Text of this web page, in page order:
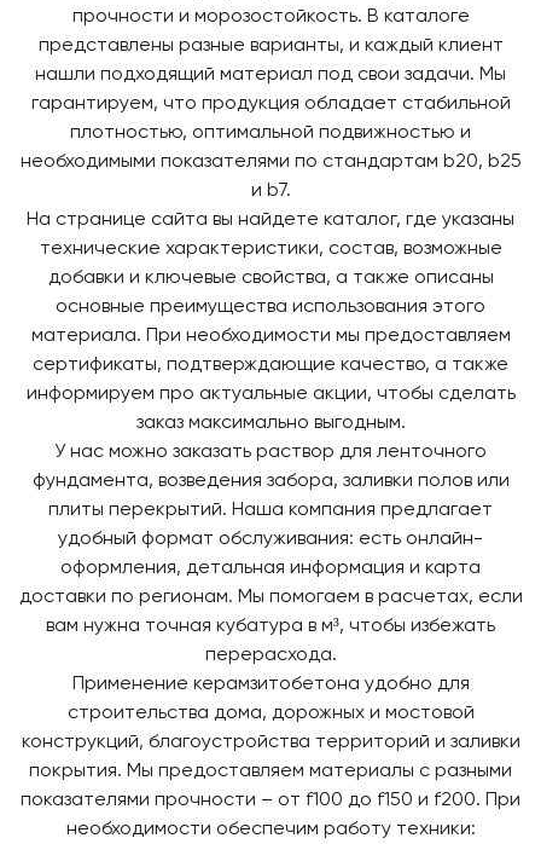
прочности и морозостойкость. В каталоге
представлены разные варианты, и каждый клиент
нашли подходящий материал под свои задачи. Мы
гарантируем, что продукция обладает стабильной
плотностью, оптимальной подвижностью и
необходимыми показателями по стандартам b20, b25
и b7.
На странице сайта вы найдете каталог, где указаны
технические характеристики, состав, возможные
добавки и ключевые свойства, а также описаны
основные преимущества использования этого
материала. При необходимости мы предоставляем
сертификаты, подтверждающие качество, а также
информируем про актуальные акции, чтобы сделать
заказ максимально выгодным.
У нас можно заказать раствор для ленточного
фундамента, возведения забора, заливки полов или
плиты перекрытий. Наша компания предлагает
удобный формат обслуживания: есть онлайн-
оформления, детальная информация и карта
доставки по регионам. Мы помогаем в расчетах, если
вам нужна точная кубатура в м³, чтобы избежать
перерасхода.
Применение керамзитобетона удобно для
строительства дома, дорожных и мостовой
конструкций, благоустройства территорий и заливки
покрытия. Мы предоставляем материалы с разными
показателями прочности – от f100 до f150 и f200. При
необходимости обеспечим работу техники: